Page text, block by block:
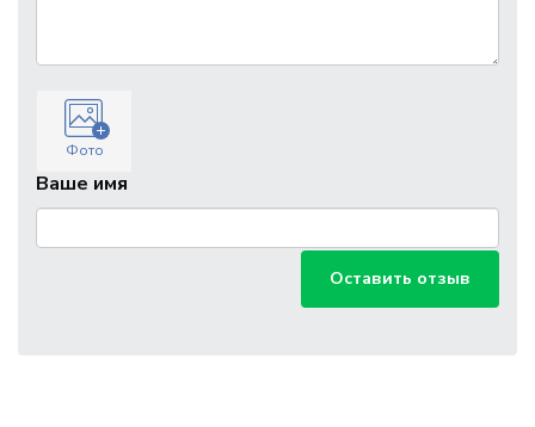
Фото
Ваше имя
Оставить отзыв